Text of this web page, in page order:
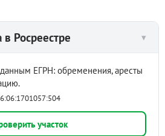
в Росреестре ▾
ЕГРН: обременения, аресты
участок